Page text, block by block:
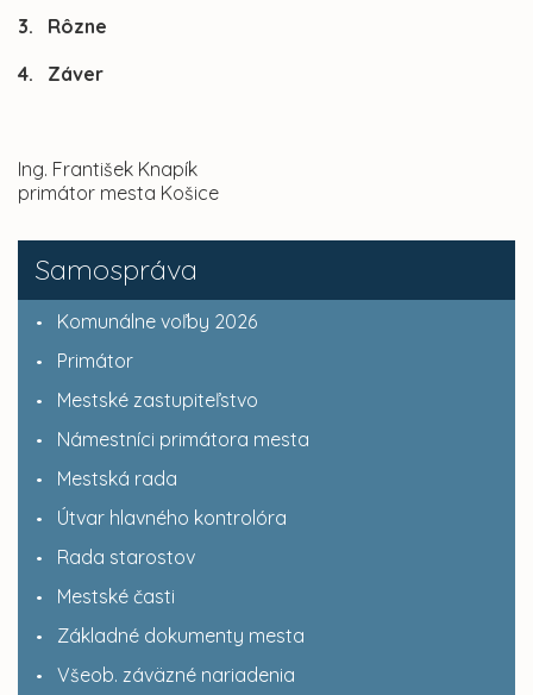
Samospráva
Komunálne voľby 2026
Primátor
Mestské zastupiteľstvo
Námestníci primátora mesta
Mestská rada
Útvar hlavného kontrolóra
Rada starostov
Mestské časti
Základné dokumenty mesta
Všeob. záväzné nariadenia
3. Rôzne
4. Záver
Ing. František Knapík
primátor mesta Košice